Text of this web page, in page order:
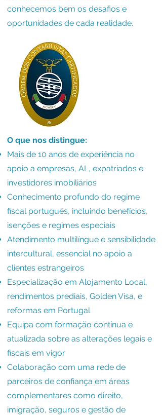
conhecemos bem os desafios e
oportunidades de cada realidade.
O que nos distingue:
Mais de 10 anos de experiência no
apoio a empresas, AL, expatriados e
investidores imobiliários
Conhecimento profundo do regime
fiscal português, incluindo benefícios,
isenções e regimes especiais
Atendimento multilíngue e sensibilidade
intercultural, essencial no apoio a
clientes estrangeiros
Especialização em Alojamento Local,
rendimentos prediais, Golden Visa, e
reformas em Portugal
Equipa com formação contínua e
atualizada sobre as alterações legais e
fiscais em vigor
Colaboração com uma rede de
parceiros de confiança em áreas
complementares como direito,
imigração, seguros e gestão de